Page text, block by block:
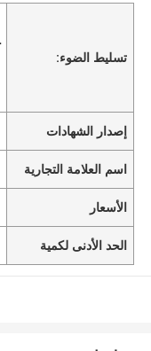
تسليط الضوء:
إصدار الشهادات
اسم العلامة التجارية
الأسعار
الحد الأدنى لكمية